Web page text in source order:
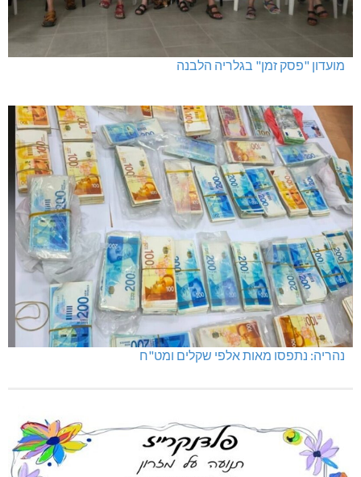
מועדון "פסק זמן" בגלריה הלבנה
נהריה: נתפסו מאות אלפי שקלים ומט"ח